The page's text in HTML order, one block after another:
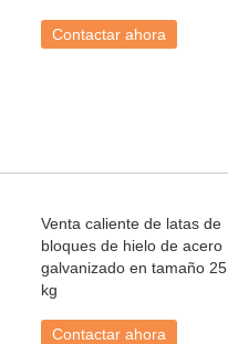
Contactar ahora
Venta caliente de latas de
bloques de hielo de acero
galvanizado en tamaño 25
kg
Contactar ahora